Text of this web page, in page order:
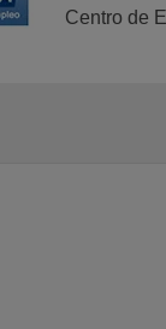
Centro de